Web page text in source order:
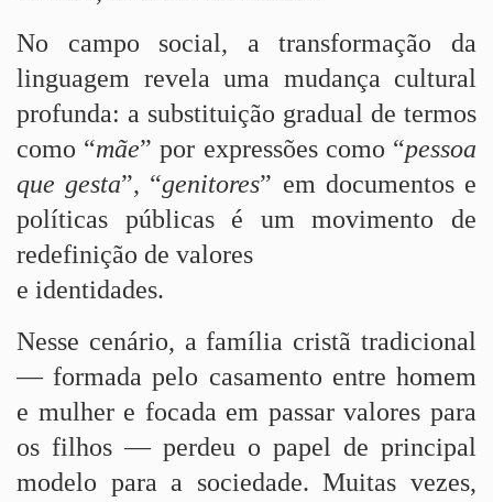
No campo social, a transformação da
linguagem revela uma mudança cultural
profunda: a substituição gradual de termos
como “mãe” por expressões como “pessoa
que gesta”, “genitores” em documentos e
políticas públicas é um movimento de
redefinição de valores
e identidades.
Nesse cenário, a família cristã tradicional
— formada pelo casamento entre homem
e mulher e focada em passar valores para
os filhos — perdeu o papel de principal
modelo para a sociedade. Muitas vezes,